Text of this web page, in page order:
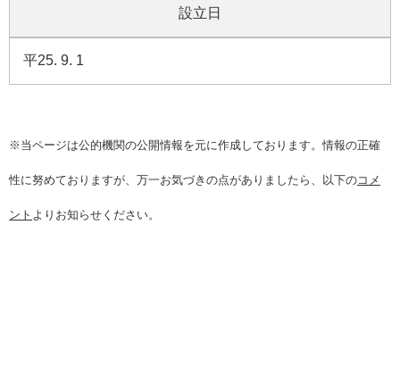
設立日
平25. 9. 1
※当ページは公的機関の公開情報を元に作成しております。情報の正確
性に努めておりますが、万一お気づきの点がありましたら、以下のコメ
ント よりお知らせください。